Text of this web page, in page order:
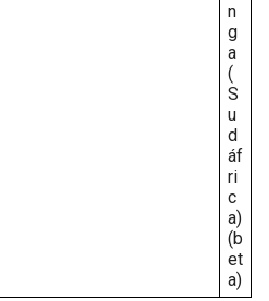
n
g
a
(
S
u
d
áf
ri
c
a)
(b
et
a)